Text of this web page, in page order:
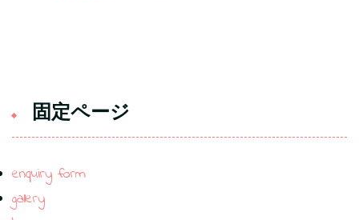
固定ページ
enquiry form
gallery